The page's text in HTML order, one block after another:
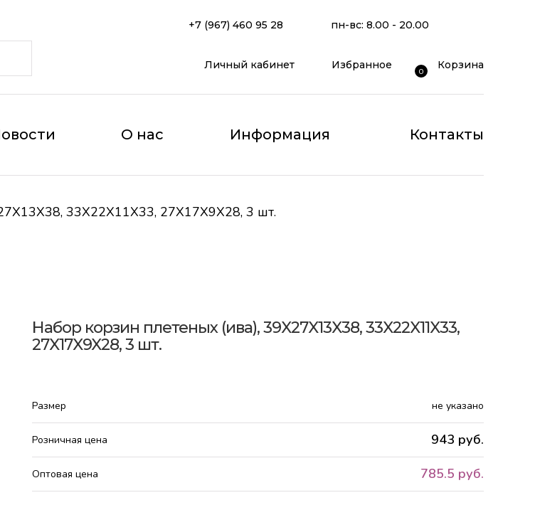
+7 (967) 460 95 28 пн-вс: 8.00 - 20.00
Личный кабинет Избранное
0
Корзина
О нас Информация Контакты
33X22X11X33, 27X17X9X28, 3 шт.
Набор корзин плетеных (ива), 39X27X13X38, 33X22X11X33,
27X17X9X28, 3 шт.
Размер не указано
Розничная цена 943 руб.
Оптовая цена 785.5 руб.